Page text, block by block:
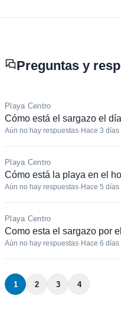
Preguntas y
Playa Centro
Cómo está el sargazo el
Aún no hay respuestas· Hace 3 días
Playa Centro
Cómo está la playa en el
Aún no hay respuestas· Hace 5 días
Playa Centro
Como esta el sargazo por
Aún no hay respuestas· Hace 6 días
1 2 3 4